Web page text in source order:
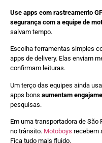
Use apps com rastreamento
segurança com a equipe de
salvam tempo.
Escolha ferramentas simples
apps de delivery. Elas enviam
confirmam leituras.
Um terço das equipes ainda
apps bons aumentam
pesquisas.
Em uma transportadora de
no trânsito. Motoboys recebem
Fica tudo mais fluido.